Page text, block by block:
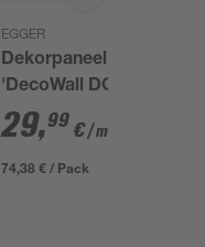
EGGER
Dekorpaneel
'DecoWall DO007'
Laxfield Eiche 1250
mm x 660 mm
29,99 €/ m²
74,38 € / Pack